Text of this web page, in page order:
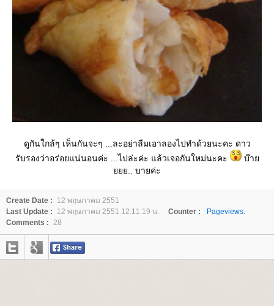
ดูกันใกล้ๆ เห็นกันจะๆ ...ละอย่าลืมเอาลองไปทำด้วยนะคะ ดาว
รับรองว่าอร่อยแน่นอนค่ะ ...ไปล่ะค่ะ แล้วเจอกันใหม่นะคะ
บ๊า
.. บายค่ะ
Create Date :
12 พฤษภาคม 2551
Last Update :
12 พฤษภาคม 2551 12:11:19 น. Counter :
Pageviews.
Comments : 28